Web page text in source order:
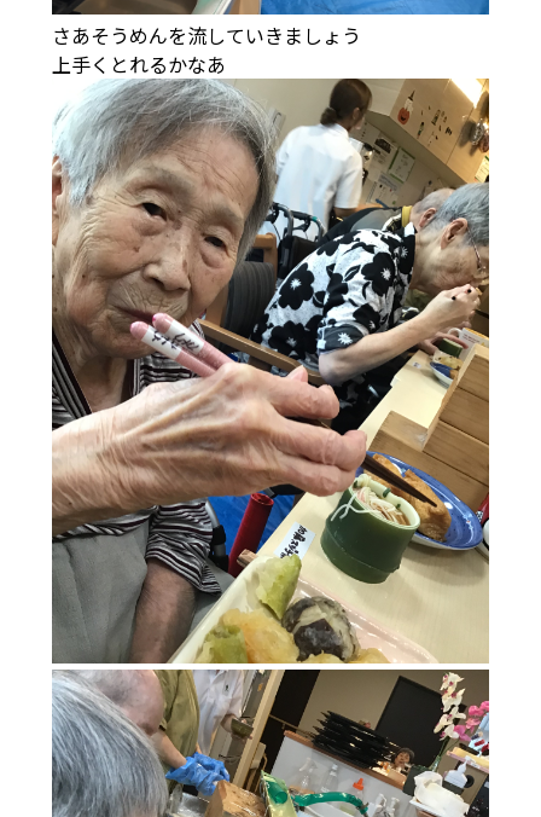
さあそうめんを流していきましょう
上手くとれるかなあ